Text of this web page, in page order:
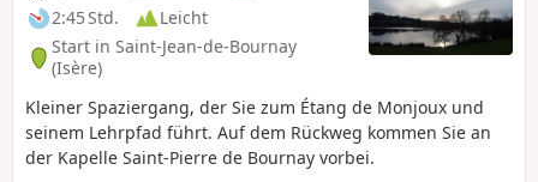
2:45 Std.
Leicht
Start in Saint-Jean-de-Bournay
(Isère)
Kleiner Spaziergang, der Sie zum Étang de Monjoux und
seinem Lehrpfad führt. Auf dem Rückweg kommen Sie an
der Kapelle Saint-Pierre de Bournay vorbei.